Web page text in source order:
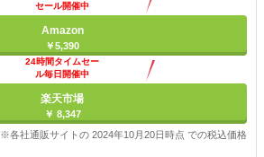
セール開催中
Amazon
￥5,390
24時間タイムセー
ル毎日開催中
楽天市場
￥ 8,347
※各社通販サイトの 2024年10月20日時点 での税込価格